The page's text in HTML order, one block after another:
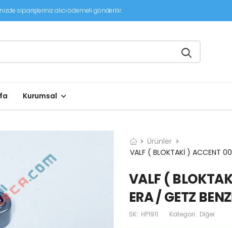
siparişleriniz alıcı ödemeli gönderilir.
Kurumsal
Ürünler
VALF ( BLOKTAKİ ) ACCENT
VALF (
ERA / GETZ
SK: HP1911 Kategori: Diğer